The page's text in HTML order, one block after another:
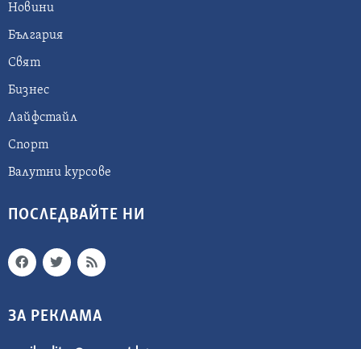
Новини
България
Свят
Бизнес
Лайфстайл
Спорт
Валутни курсове
ПОСЛЕДВАЙТЕ НИ
ЗА РЕКЛАМА